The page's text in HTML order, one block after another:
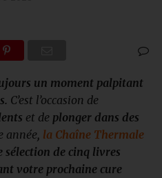
un moment palpitant
C’est l’occasion de
et de plonger dans des
année, la Chaîne Thermale
sélection de cinq livres
votre prochaine cure